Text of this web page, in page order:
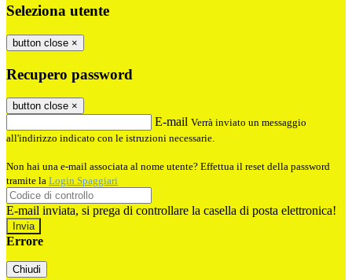
Seleziona utente
button close ×
Recupero password
button close ×
E-mail Verrà inviato un messaggio
all'indirizzo indicato con le istruzioni necessarie.
Non hai una e-mail associata al nome utente? Effettua il reset della password
tramite la Login Spaggiari
E-mail inviata, si prega di controllare la casella di posta elettronica!
Errore
Chiudi